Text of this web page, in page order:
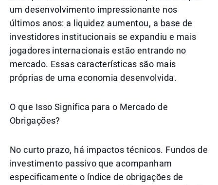
um desenvolvimento impressionante nos
últimos anos: a liquidez aumentou, a base de
investidores institucionais se expandiu e mais
jogadores internacionais estão entrando no
mercado. Essas características são mais
próprias de uma economia desenvolvida.
O que Isso Significa para o Mercado de
Obrigações?
No curto prazo, há impactos técnicos. Fundos de
investimento passivo que acompanham
especificamente o índice de obrigações de